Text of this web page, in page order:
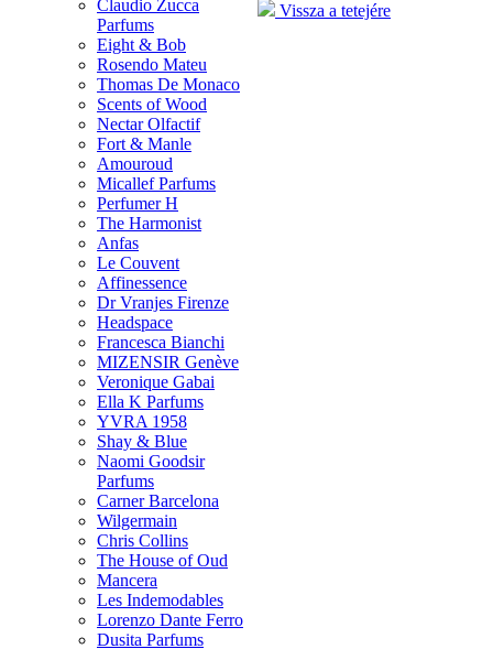
Claudio Zucca
Parfums
Eight & Bob
Rosendo Mateu
Thomas De Monaco
Scents of Wood
Nectar Olfactif
Fort & Manle
Amouroud
Micallef Parfums
Perfumer H
The Harmonist
Anfas
Le Couvent
Affinessence
Dr Vranjes Firenze
Headspace
Francesca Bianchi
MIZENSIR Genève
Veronique Gabai
Ella K Parfums
YVRA 1958
Shay & Blue
Naomi Goodsir
Parfums
Carner Barcelona
Wilgermain
Chris Collins
The House of Oud
Mancera
Les Indemodables
Lorenzo Dante Ferro
Dusita Parfums
Vissza a tetejére